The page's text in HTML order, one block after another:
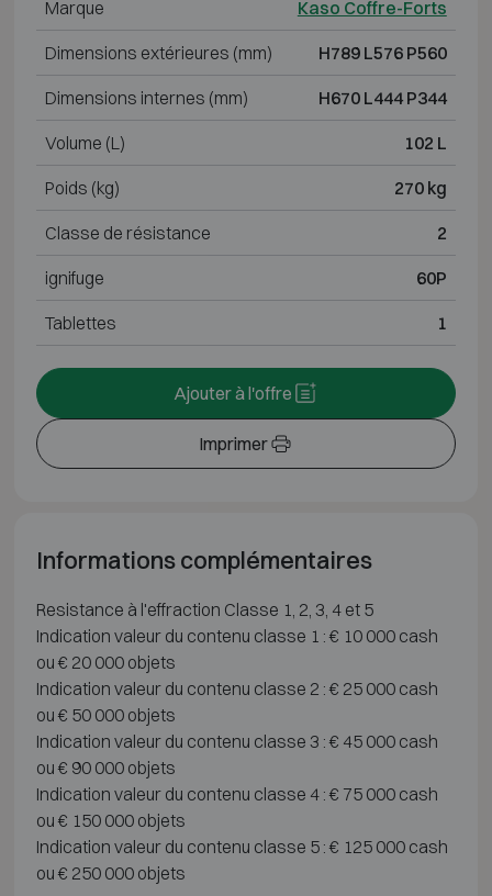
Marque Kaso Coffre-Forts
Dimensions extérieures (mm) H789 L576 P560
Dimensions internes (mm) H670 L444 P344
Volume (L) 102 L
Poids (kg) 270 kg
Classe de résistance 2
ignifuge 60P
Tablettes 1
Imprimer
Ajouter à l'offre
Informations complémentaires
Resistance à l'effraction Classe 1, 2, 3, 4 et 5
Indication valeur du contenu classe 1 : € 10 000 cash
ou € 20 000 objets
Indication valeur du contenu classe 2 : € 25 000 cash
ou € 50 000 objets
Indication valeur du contenu classe 3 : € 45 000 cash
ou € 90 000 objets
Indication valeur du contenu classe 4 : € 75 000 cash
ou € 150 000 objets
Indication valeur du contenu classe 5 : € 125 000 cash
ou € 250 000 objets